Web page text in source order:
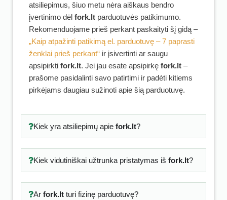
atsiliepimus, šiuo metu nėra aiškaus bendro
įvertinimo dėl fork.lt parduotuvės patikimumo.
Rekomenduojame prieš perkant paskaityti šį gidą –
„Kaip atpažinti patikimą el. parduotuvę – 7 paprasti
ženklai prieš perkant“ ir įsivertinti ar saugu
apsipirkti fork.lt. Jei jau esate apsipirkę fork.lt –
prašome pasidalinti savo patirtimi ir padėti kitiems
pirkėjams daugiau sužinoti apie šią parduotuvę.
Kiek yra atsiliepimų apie fork.lt?
Kiek vidutiniškai užtrunka pristatymas iš fork.lt?
Ar fork.ltturi fizinę parduotuvę?